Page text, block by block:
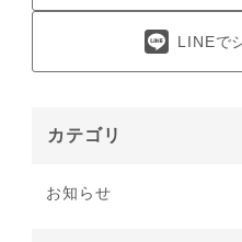
LINEで
カテゴリ
お知らせ